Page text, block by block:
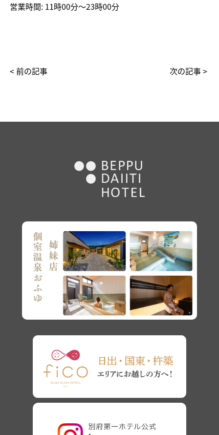
営業時間: 11時00分～23時00分
< 前の記事 次の記事 >